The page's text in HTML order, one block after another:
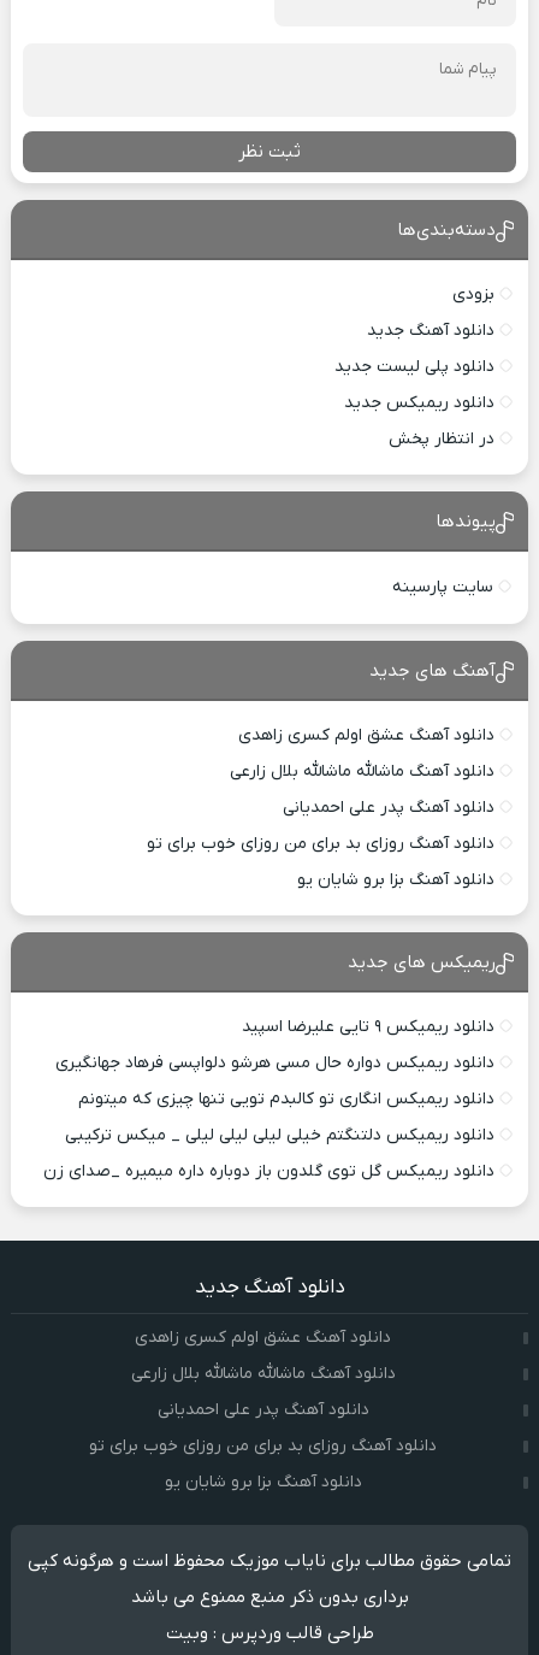
ثبت نظر
دسته‌بندی‌ها
بزودی
دانلود آهنگ جدید
دانلود پلی لیست جدید
دانلود ریمیکس جدید
در انتظار پخش
پیوندها
سایت پارسینه
آهنگ های جدید
دانلود آهنگ عشق اولم کسری زاهدی
دانلود آهنگ ماشالله ماشالله بلال زارعی
دانلود آهنگ پدر علی احمدیانی
دانلود آهنگ روزای بد برای من روزای خوب برای تو
دانلود آهنگ بزا برو شایان یو
ریمیکس های جدید
دانلود ریمیکس ۹ تایی علیرضا اسپید
دانلود ریمیکس دواره حال مسی هرشو دلواپسی فرهاد جهانگیری
دانلود ریمیکس انگاری تو کالبدم تویی تنها چیزی که میتونم
دانلود ریمیکس دلتنگتم خیلی لیلی لیلی لیلی _ میکس ترکیبی
دانلود ریمیکس گل توی گلدون باز دوباره داره میمیره _صدای زن
دانلود آهنگ جدید
دانلود آهنگ عشق اولم کسری زاهدی
دانلود آهنگ ماشالله ماشالله بلال زارعی
دانلود آهنگ پدر علی احمدیانی
دانلود آهنگ روزای بد برای من روزای خوب برای تو
دانلود آهنگ بزا برو شایان یو
تمامی حقوق مطالب برای نایاب موزیک محفوظ است و هرگونه کپی
برداری بدون ذکر منبع ممنوع می باشد
طراحی قالب وردپرس : وبیت